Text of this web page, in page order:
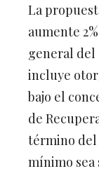
La
aumente
general del
incluye
bajo el
de
término del
mínimo sea